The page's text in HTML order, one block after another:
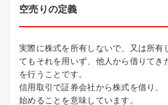
空売りの定義
実際に株式を所有しないで、又は所有
てもそれを用いず、他人から借りてき
を行うことです。
信用取引で証券会社から株式を借り、
始めることを意味しています。